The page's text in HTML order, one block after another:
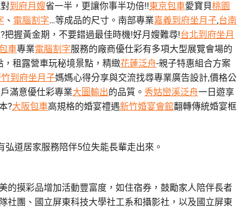
到府月嫂省一半，更讓你事半功倍!!東京包車愛寶貝桃園
、 電腦割字…等成品的尺寸。南部專業嘉義到府坐月子,台南
把握黃金期，不要錯過最佳時機!好月嫂難尋!台北到府坐月
車專業電腦割字服務的廠商優仕彩有多項大型展覽會場的
，租露營車玩秘境景點，精緻花蓮泛舟-親子特惠組合方案
到府坐月子媽媽心得分享與交流找尋專業廣告設計,價格公
滿意優仕彩專業大圖輸出的品質。 秀姑巒溪泛舟一日遊享
?大阪包車高規格的婚宴禮遇新竹婚宴會館翻轉傳統婚宴框
道居家服務陪伴5位失能長輩走出來。
的摸彩品增加活動豐富度，如住宿券，鼓勵家人陪伴長者
社團、國立屏東科技大學社工系和攝影社，以及國立屏東